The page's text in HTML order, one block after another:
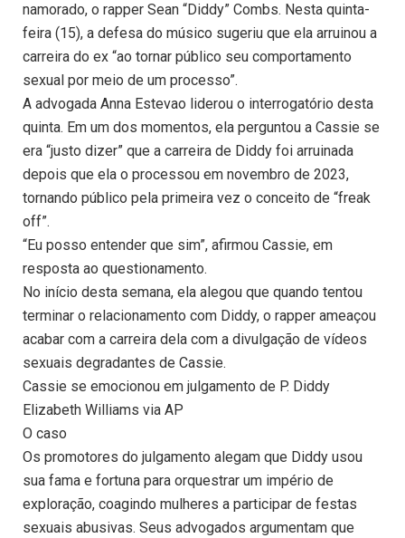
namorado, o rapper Sean “Diddy” Combs. Nesta quinta-
feira (15), a defesa do músico sugeriu que ela arruinou a
carreira do ex “ao tornar público seu comportamento
sexual por meio de um processo”.
A advogada Anna Estevao liderou o interrogatório desta
quinta. Em um dos momentos, ela perguntou a Cassie se
era “justo dizer” que a carreira de Diddy foi arruinada
depois que ela o processou em novembro de 2023,
tornando público pela primeira vez o conceito de “freak
off”.
“Eu posso entender que sim”, afirmou Cassie, em
resposta ao questionamento.
No início desta semana, ela alegou que quando tentou
terminar o relacionamento com Diddy, o rapper ameaçou
acabar com a carreira dela com a divulgação de vídeos
sexuais degradantes de Cassie.
Cassie se emocionou em julgamento de P. Diddy
Elizabeth Williams via AP
O caso
Os promotores do julgamento alegam que Diddy usou
sua fama e fortuna para orquestrar um império de
exploração, coagindo mulheres a participar de festas
sexuais abusivas. Seus advogados argumentam que